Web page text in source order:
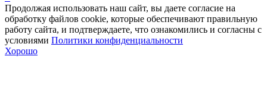
Продолжая использовать наш сайт, вы даете согласие на
обработку файлов cookie, которые обеспечивают правильную
работу сайта, и подтверждаете, что ознакомились и согласны с
условиями Политики конфиденциальности
Хорошо